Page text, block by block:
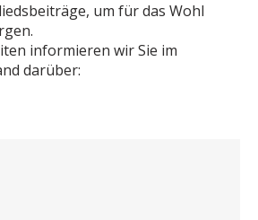
um für das Wohl
informieren wir Sie im
darüber: